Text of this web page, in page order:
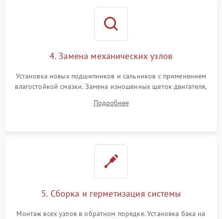
4. Замена механических узлов
Установка новых подшипников и сальников с применением
влагостойкой смазки. Замена изношенных щеток двигателя,
или поврежденной резиновой манжеты.
Подробнее
5. Сборка и герметизация системы
Монтаж всех узлов в обратном порядке. Установка бака на